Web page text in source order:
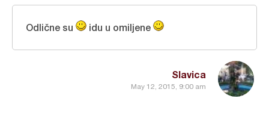
Slavica
May 12, 2015, 9:00 am
Odlične su idu u omiljene